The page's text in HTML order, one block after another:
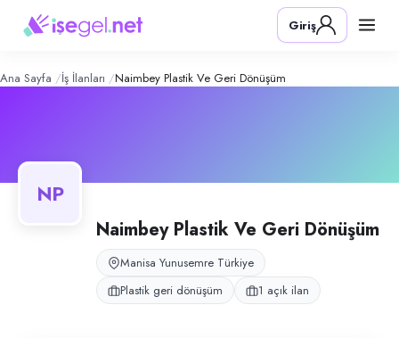
Plastik ve Geri Dönüşüm–
Konum:
Naimbey Plastik ve Geri Dönüşüm, Yunusemre, Manisa bölgesinde
Giriş
Ana Sayfa İş İlanları Naimbey Plastik Ve Geri Dönüşüm
NP
Naimbey Plastik Ve Geri Dönüşüm
Manisa Yunusemre Türkiye
Plastik geri dönüşüm
1 açık ilan